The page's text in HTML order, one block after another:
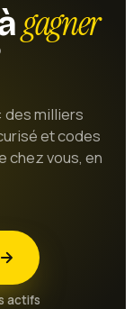
gagner
des milliers
et codes
chez vous, en
actifs